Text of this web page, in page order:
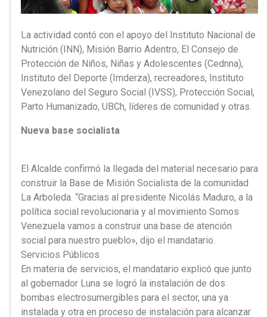
La actividad contó con el apoyo del Instituto Nacional de
Nutrición (INN), Misión Barrio Adentro, El Consejo de
Protección de Niños, Niñas y Adolescentes (Cednna),
Instituto del Deporte (Imderza), recreadores, Instituto
Venezolano del Seguro Social (IVSS), Protección Social,
Parto Humanizado, UBCh, líderes de comunidad y otras.
Nueva base socialista
El Alcalde confirmó la llegada del material necesario para
construir la Base de Misión Socialista de la comunidad
La Arboleda. “Gracias al presidente Nicolás Maduro, a la
política social revolucionaria y al movimiento Somos
Venezuela vamos a construir una base de atención
social para nuestro pueblo», dijo el mandatario.
Servicios Públicos
En materia de servicios, el mandatario explicó que junto
al gobernador Luna se logró la instalación de dos
bombas electrosumergibles para el sector, una ya
instalada y otra en proceso de instalación para alcanzar